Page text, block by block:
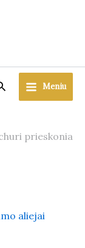
Meniu
aliejai